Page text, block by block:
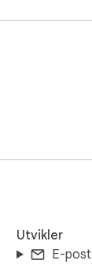
Utvikler
E-post